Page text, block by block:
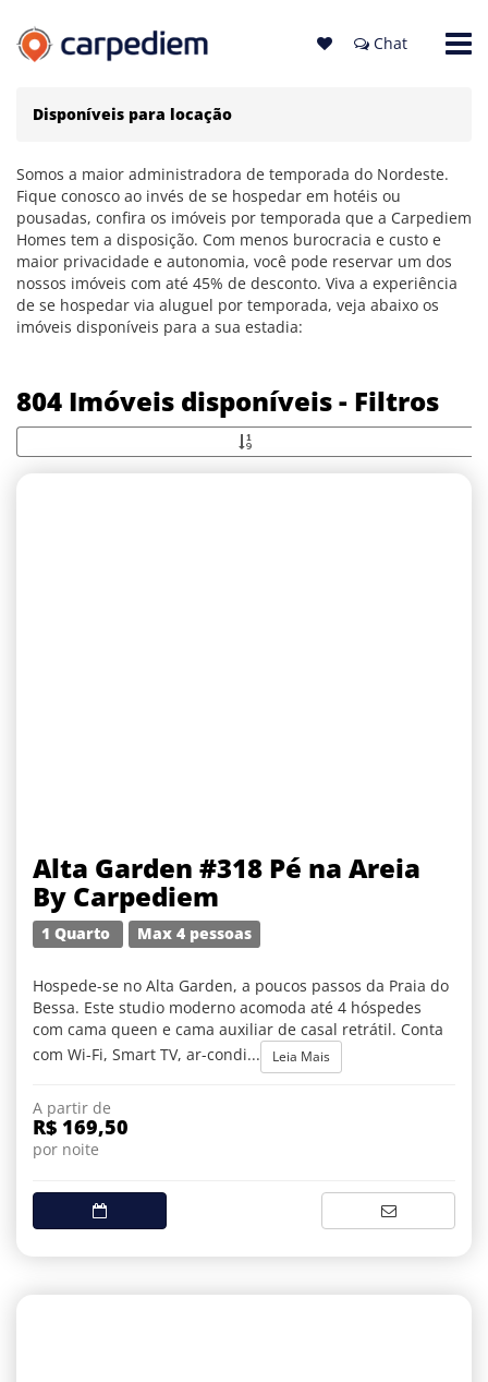
Chat
Disponíveis para locação
Somos a maior administradora de temporada do Nordeste.
Fique conosco ao invés de se hospedar em hotéis ou
pousadas, confira os imóveis por temporada que a Carpediem
Homes tem a disposição. Com menos burocracia e custo e
maior privacidade e autonomia, você pode reservar um dos
nossos imóveis com até 45% de desconto. Viva a experiência
de se hospedar via aluguel por temporada, veja abaixo os
imóveis disponíveis para a sua estadia:
804 Imóveis disponíveis - Filtros
Alta Garden #318 Pé na Areia
By Carpediem
1 Quarto Max 4 pessoas
Hospede-se no Alta Garden, a poucos passos da Praia do
Bessa. Este studio moderno acomoda até 4 hóspedes
com cama queen e cama auxiliar de casal retrátil. Conta
com Wi-Fi, Smart TV, ar-condi...
Leia Mais
A partir de
R$ 169,50
por noite